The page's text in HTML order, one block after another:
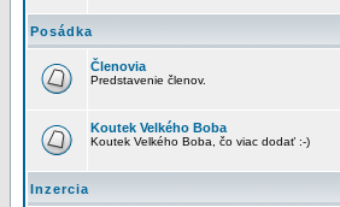
Posádka
Členovia
Predstavenie členov.
Koutek Velkého Boba
Koutek Velkého Boba, čo viac dodať :-)
Inzercia